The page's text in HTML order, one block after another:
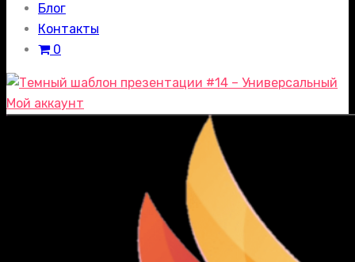
Блог
Контакты
0
Мой аккаунт